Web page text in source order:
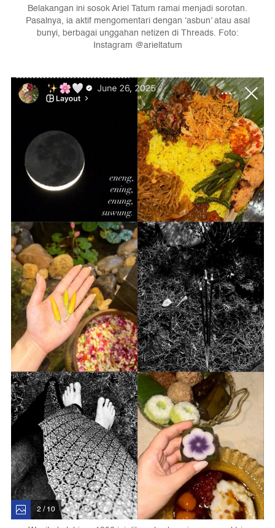
Belakangan ini sosok Ariel Tatum ramai menjadi sorotan.
Pasalnya, ia aktif mengomentari dengan ‘asbun’ atau asal
bunyi, berbagai unggahan netizen di Threads. Foto:
Instagram @arieltatum
2 / 10